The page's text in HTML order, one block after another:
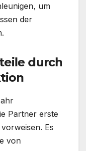
um
der
durch
Partner erste
Es
von